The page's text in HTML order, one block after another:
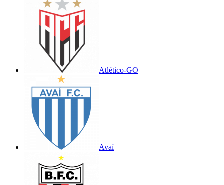
Atlético-GO
Avaí